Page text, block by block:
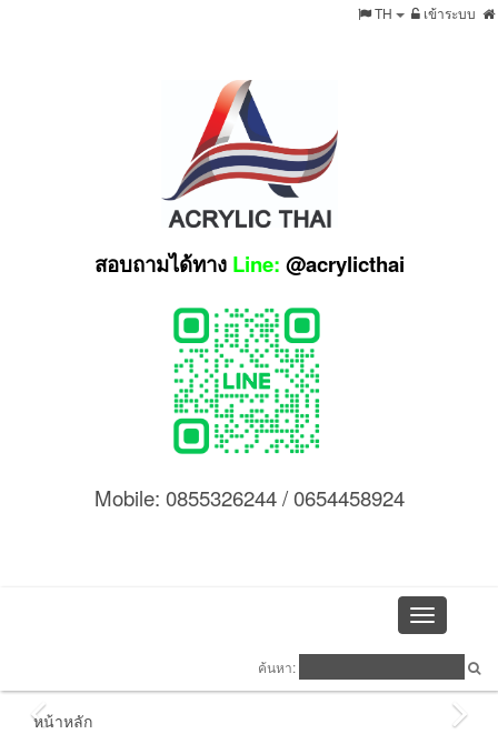
เข้าระบบ
TH
สอบถามได้ทางLine: @acrylicthai
Mobile: 0855326244 / 0654458924
Toggle
navigation
ค้นหา:
หน้าหลัก